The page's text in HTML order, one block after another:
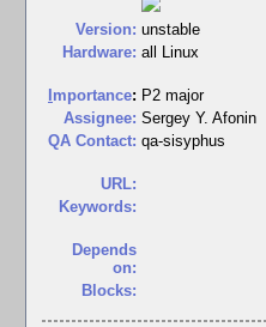
Version: unstable
Hardware: all Linux
mportance: P2 major
Assignee: Sergey Y. Afonin
QA Contact: qa-sisyphus
URL:
Keywords:
Depends
on:
Blocks: